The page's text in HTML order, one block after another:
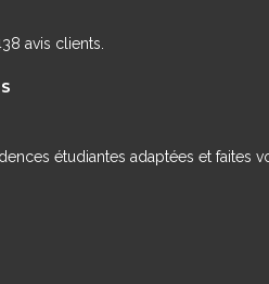
avis clients.
étudiantes adaptées et faites